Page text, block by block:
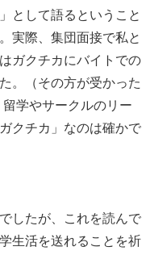
として語るということ
実際、集団面接で私と
ガクチカにバイトでの
。（その方が受かった
学やサークルのリー
クチカ」なのは確かで
したが、これを読んで
生活を送れることを祈